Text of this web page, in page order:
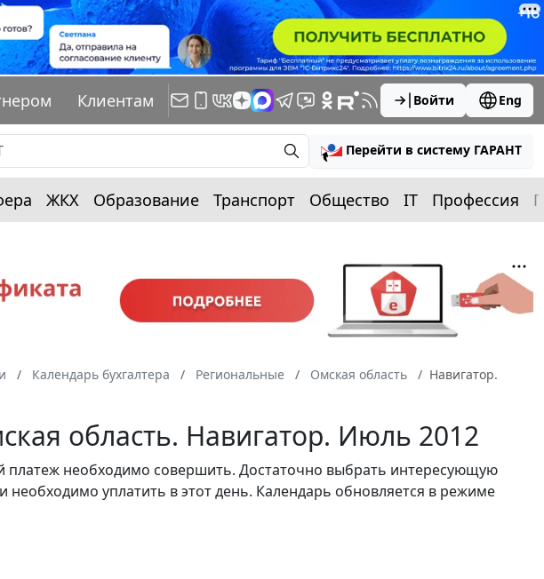
Клиентам Войти Eng
Перейти в систему ГАРАНТ
ЖКХ Образование Транспорт Общество IT Профессия
Календарь бухгалтера Региональные Омская область
Навигатор.
область. Навигатор. Июль 2012
платеж необходимо совершить. Достаточно выбрать интересующую
необходимо уплатить в этот день. Календарь обновляется в режиме